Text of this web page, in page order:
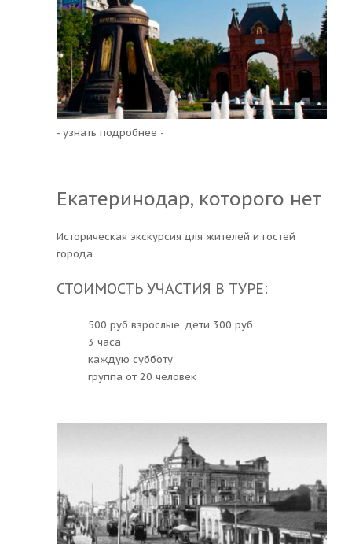
- узнать подробнее -
Екатеринодар, которого нет
Историческая экскурсия для жителей и гостей
города
СТОИМОСТЬ УЧАСТИЯ В ТУРЕ:
500 руб взрослые, дети 300 руб
3 часа
каждую субботу
группа от 20 человек